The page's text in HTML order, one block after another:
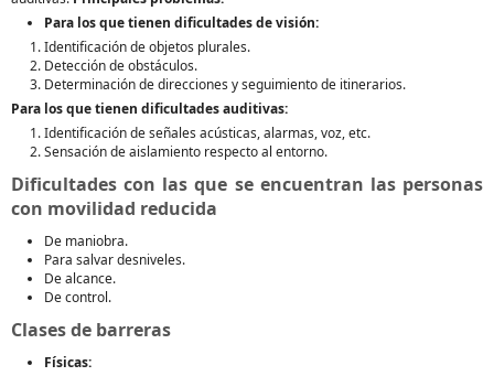
Para los que tienen dificultades de visión:
Identificación de objetos plurales.
Detección de obstáculos.
Determinación de direcciones y seguimiento de itinerarios.
Para los que tienen dificultades auditivas:
Identificación de señales acústicas, alarmas, voz, etc.
Sensación de aislamiento respecto al entorno.
Dificultades con las que se encuentran las personas
con movilidad reducida
De maniobra.
Para salvar desniveles.
De alcance.
De control.
Clases de barreras
Físicas: